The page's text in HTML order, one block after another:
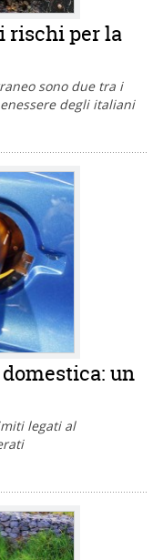
rischi per la
sono due tra i
degli italiani
un
legati al